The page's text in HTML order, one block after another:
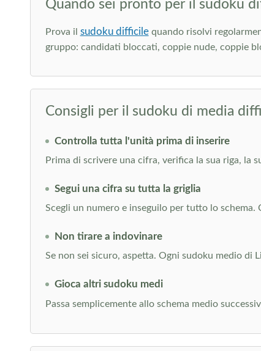
Quando sei pronto per il sudoku
Prova il sudoku difficilequando risolvi
gruppo: candidati bloccati, coppie nude, coppie
Consigli per il sudoku di media
Controlla tutta l'unità prima di inserire
Prima di scrivere una cifra, verifica la sua riga, la
Segui una cifra su tutta la griglia
Scegli un numero e inseguilo per tutto lo
Non tirare a indovinare
Se non sei sicuro, aspetta. Ogni sudoku medio di
Gioca altri sudoku medi
Passa semplicemente allo schema medio